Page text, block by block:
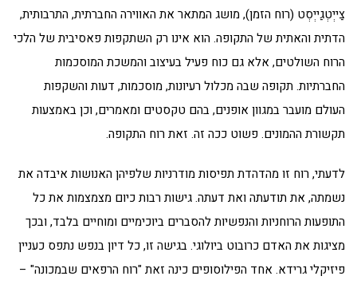
צַייְטְגַייְסְט (רוח הזמן), מושג המתאר את האווירה החברתית, התרבותית,
הדתית והאתית של התקופה. הוא אינו רק השתקפות פאסיבית של הלכי
הרוח השולטים, אלא גם כוח פעיל בעיצוב והמשכת המוסכמות
החברתיות. תקופה שבה מכלול רעיונות, מוסכמות, דעות והשקפות
העולם מועבר במגוון אופנים, בהם טקסטים ומאמרים, וכן באמצעות
תקשורת ההמונים. פשוט ככה זה. זאת רוח התקופה.
לדעתי, רוח זו מהדהדת תפיסות מודרניות שלפיהן האנושות איבדה את
נשמתה, את תודעתה ואת דעתה. גישות רבות כיום מצמצמות את כל
התופעות הרוחניות והנפשיות להסברים ביוכימיים ומוחיים בלבד, ובכך
מציגות את האדם כרובוט ביולוגי. בגישה זו, כל דיון בנפש נתפס כעניין
פיזיקלי גרידא. אחד הפילוסופים כינה זאת "רוח הרפאים שבמכונה" –